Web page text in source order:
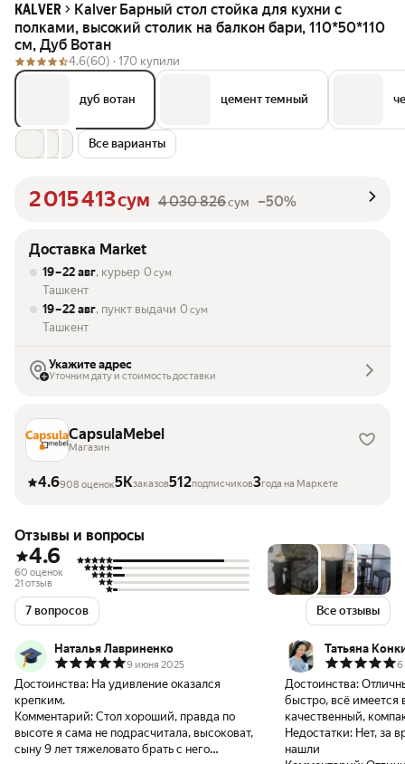
KALVER
Kalver Барный стол стойка для кухни с
полками, высокий столик на балкон бари, 110*50*110
см, Дуб Вотан
4.6(60) · 170 купили
дуб вотан цемент темный
Все варианты
2 015 413сум 4 030 826сум –50%
Доставка Market
19 – 22 авг, курьер 0 сум
Ташкент
19 – 22 авг, пункт выдачи 0 сум
Ташкент
Укажите адрес
Уточним дату и стоимость доставки
CapsulaMebel
Магазин
4.6908 оценок5Kзаказов512подписчиков3года на Маркете
Отзывы и вопросы
4.6
60 оценок
21 отзыв
7 вопросов Все отзывы
Наталья Лавриненко
9 июня 2025
Достоинства: На удивление оказался
крепким.
Комментарий: Стол хороший, правда по
высоте я сама не подрасчитала, высоковат,
сыну 9 лет тяжеловато брать с него
Татьяна
6
Достоинства:
быстро, всё имеется
Недостатки: Нет, за
нашли